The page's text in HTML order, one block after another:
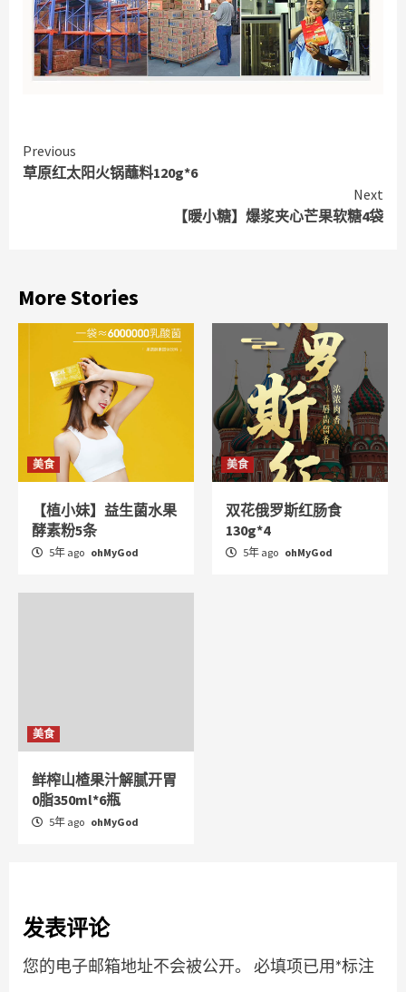
Continue
Reading
Previous
草原红太阳火锅蘸料120g*6
Next
【暖小糖】爆浆夹心芒果软糖4袋
More Stories
美食
【植小妹】益生菌水果
酵素粉5条
5年 ago ohMyGod
美食
双花俄罗斯红肠食
130g*4
5年 ago ohMyGod
美食
鲜榨山楂果汁解腻开胃
0脂350ml*6瓶
5年 ago ohMyGod
发表评论
您的电子邮箱地址不会被公开。 必填项已用*标注